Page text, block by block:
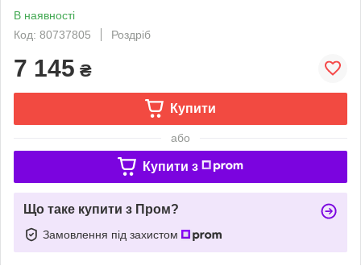
В наявності
Код: 80737805
Роздріб
7 145 ₴
Купити
або
Купити з
Що таке купити з Пром?
Замовлення під захистом